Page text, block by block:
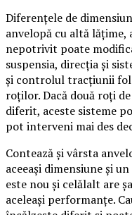
Diferențele de
anvelopă cu altă
nepotrivit poate
suspensia, direcția și
și controlul tracțiunii
roților. Dacă două roți
diferit, aceste sisteme
pot interveni mai des
Contează și vârsta
aceeași dimensiune și
este nou și celălalt are
aceleași performanțe.